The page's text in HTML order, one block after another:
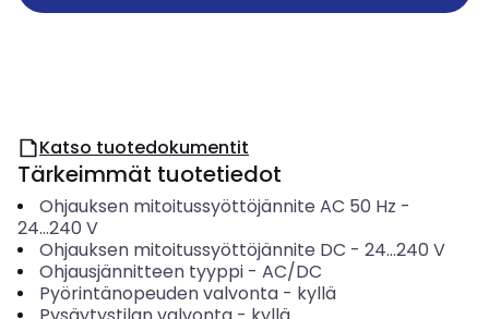
Katso tuotedokumentit
Tärkeimmät tuotetiedot
Ohjauksen mitoitussyöttöjännite AC 50 Hz -
24...240 V
Ohjauksen mitoitussyöttöjännite DC - 24...240 V
Ohjausjännitteen tyyppi- AC/DC
Pyörintänopeuden valvonta- kyllä